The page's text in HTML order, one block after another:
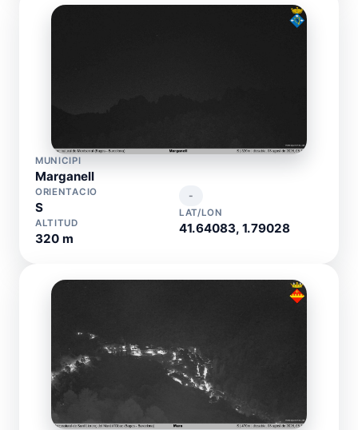
MUNICIPI
Marganell
ORIENTACIO
S
ALTITUD
320 m
-
LAT/LON
41.64083, 1.79028